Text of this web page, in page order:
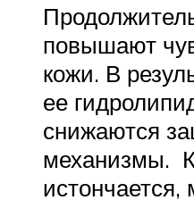
повышают
кожи. В
ее
снижаются
механизмы.
истончается,